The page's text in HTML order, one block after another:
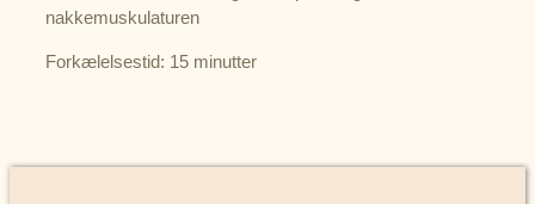
nakkemuskulaturen
Forkælelsestid: 15 minutter